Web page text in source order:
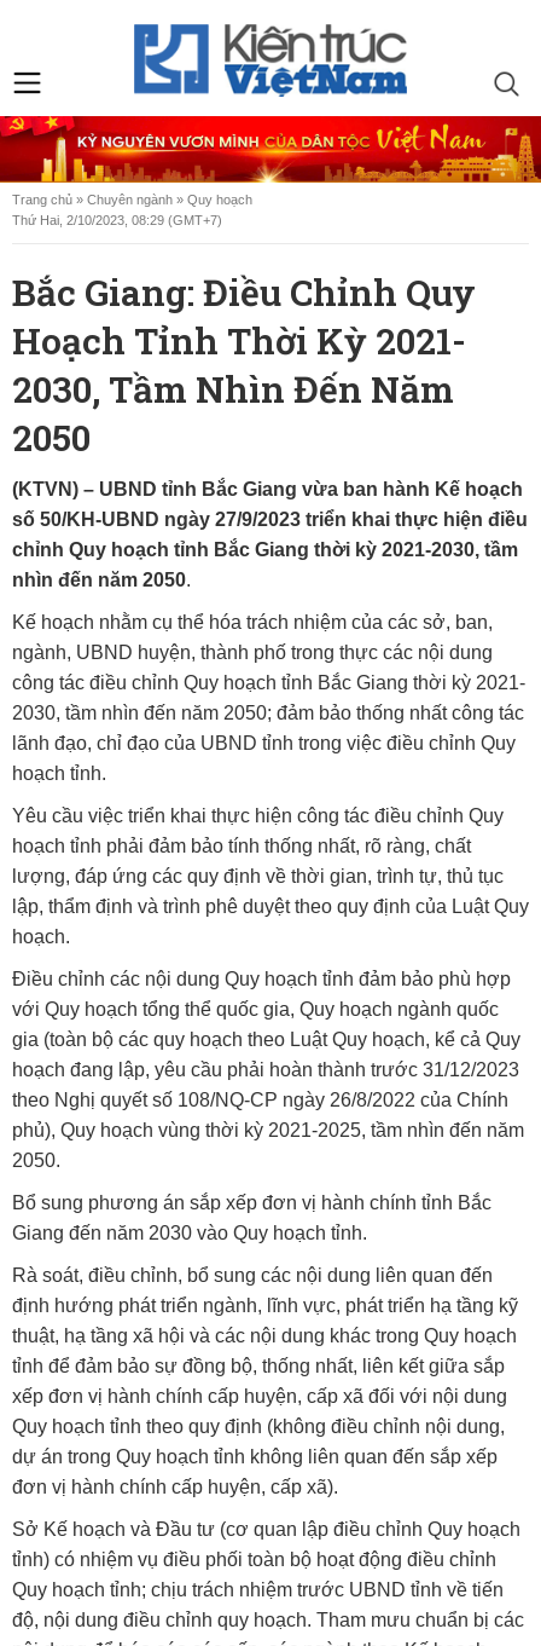
Trang chủ » Chuyên ngành » Quy hoạch
Thứ Hai, 2/10/2023, 08:29 (GMT+7)
Bắc Giang: Điều Chỉnh Quy
Hoạch Tỉnh Thời Kỳ 2021-
2030, Tầm Nhìn Đến Năm
2050
(KTVN) – UBND tỉnh Bắc Giang vừa ban hành Kế hoạch
số 50/KH-UBND ngày 27/9/2023 triển khai thực hiện điều
chỉnh Quy hoạch tỉnh Bắc Giang thời kỳ 2021-2030, tầm
nhìn đến năm 2050.
Kế hoạch nhằm cụ thể hóa trách nhiệm của các sở, ban,
ngành, UBND huyện, thành phố trong thực các nội dung
công tác điều chỉnh Quy hoạch tỉnh Bắc Giang thời kỳ 2021-
2030, tầm nhìn đến năm 2050; đảm bảo thống nhất công tác
lãnh đạo, chỉ đạo của UBND tỉnh trong việc điều chỉnh Quy
hoạch tỉnh.
Yêu cầu việc triển khai thực hiện công tác điều chỉnh Quy
hoạch tỉnh phải đảm bảo tính thống nhất, rõ ràng, chất
lượng, đáp ứng các quy định về thời gian, trình tự, thủ tục
lập, thẩm định và trình phê duyệt theo quy định của Luật Quy
hoạch.
Điều chỉnh các nội dung Quy hoạch tỉnh đảm bảo phù hợp
với Quy hoạch tổng thể quốc gia, Quy hoạch ngành quốc
gia (toàn bộ các quy hoạch theo Luật Quy hoạch, kể cả Quy
hoạch đang lập, yêu cầu phải hoàn thành trước 31/12/2023
theo Nghị quyết số 108/NQ-CP ngày 26/8/2022 của Chính
phủ), Quy hoạch vùng thời kỳ 2021-2025, tầm nhìn đến năm
2050.
Bổ sung phương án sắp xếp đơn vị hành chính tỉnh Bắc
Giang đến năm 2030 vào Quy hoạch tỉnh.
Rà soát, điều chỉnh, bổ sung các nội dung liên quan đến
định hướng phát triển ngành, lĩnh vực, phát triển hạ tầng kỹ
thuật, hạ tầng xã hội và các nội dung khác trong Quy hoạch
tỉnh để đảm bảo sự đồng bộ, thống nhất, liên kết giữa sắp
xếp đơn vị hành chính cấp huyện, cấp xã đối với nội dung
Quy hoạch tỉnh theo quy định (không điều chỉnh nội dung,
dự án trong Quy hoạch tỉnh không liên quan đến sắp xếp
đơn vị hành chính cấp huyện, cấp xã).
Sở Kế hoạch và Đầu tư (cơ quan lập điều chỉnh Quy hoạch
tỉnh) có nhiệm vụ điều phối toàn bộ hoạt động điều chỉnh
Quy hoạch tỉnh; chịu trách nhiệm trước UBND tỉnh về tiến
độ, nội dung điều chỉnh quy hoạch. Tham mưu chuẩn bị các